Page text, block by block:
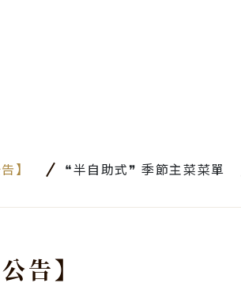
】 ❝半自助式❞ 季節主菜菜單
告】